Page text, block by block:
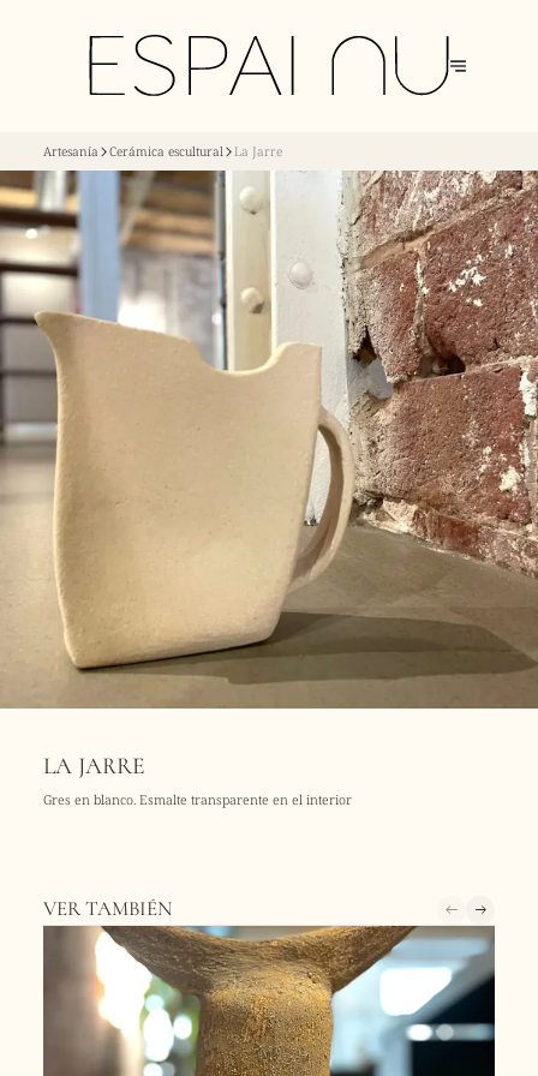
Artesanía Cerámica escultural La Jarre
LA JARRE
Gres en blanco. Esmalte transparente en el interior
VER TAMBIÉN